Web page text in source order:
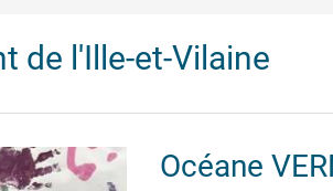
de l'Ille-et-Vilaine
Océane